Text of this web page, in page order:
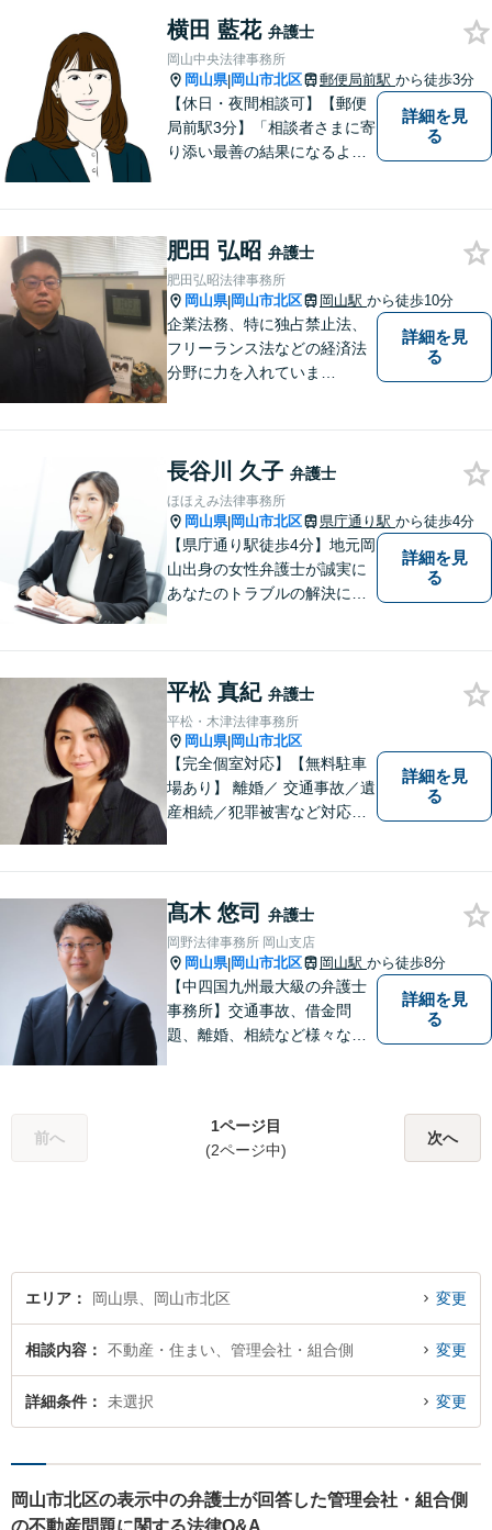
横田 藍花 弁護士
岡山中央法律事務所
岡山県|岡山市北区 郵便局前駅 から徒歩3分
【休日・夜間相談可】【郵便
局前駅3分】「相談者さまに寄
り添い最善の結果になるよう
よる不当な取り調べや身体拘
束から、依頼者さまの利益を
守ります【完全個室相談】
詳細を見
る
肥田 弘昭 弁護士
肥田弘昭法律事務所
岡山県|岡山市北区 岡山駅 から徒歩10分
企業法務、特に独占禁止法、
フリーランス法などの経済法
分野に力を入れていま
詳細を見
る
長谷川 久子 弁護士
ほほえみ法律事務所
岡山県|岡山市北区 県庁通り駅 から徒歩4分
【県庁通り駅徒歩4分】地元岡
山出身の女性弁護士が誠実に
あなたのトラブルの解決に向
詳細を見
る
平松 真紀 弁護士
平松・木津法律事務所
岡山県|岡山市北区
【完全個室対応】【無料駐車
場あり】 離婚／ 交通事故／遺
産相続／犯罪被害など対応可
詳細を見
る
髙木 悠司 弁護士
岡野法律事務所 岡山支店
岡山県|岡山市北区 岡山駅 から徒歩8分
【中四国九州最大級の弁護士
事務所】交通事故、借金問
題、離婚、相続など様々な問
詳細を見
る
前へ
1ページ目
(2ページ中)
次へ
エリア 岡山県、岡山市北区 変更
相談内容 不動産・住まい、管理会社・組合側 変更
詳細条件 未選択 変更
岡山市北区の表示中の弁護士が回答した管理会社・組合側
の不動産問題に関する法律Q&A